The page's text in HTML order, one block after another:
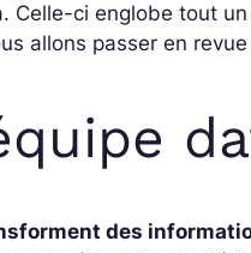
Celle-ci englobe tout
allons passer en revue
des